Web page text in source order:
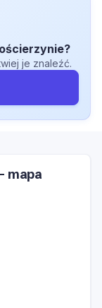
je znaleźć.
mapa